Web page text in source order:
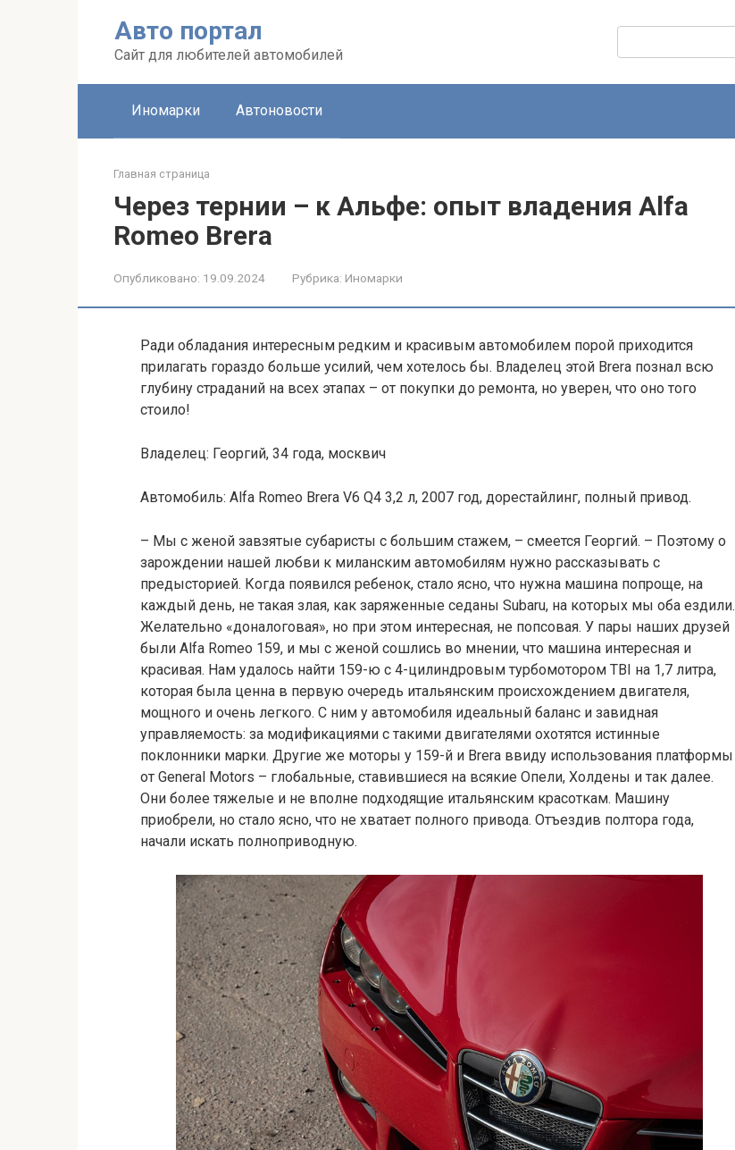
Авто портал
Сайт для любителей автомобилей
Иномарки Автоновости
Главная страница
Через тернии – к Альфе: опыт владения Alfa
Romeo Brera
Опубликовано: 19.09.2024 Рубрика: Иномарки
Ради обладания интересным редким и красивым автомобилем порой приходится
прилагать гораздо больше усилий, чем хотелось бы. Владелец этой Brera познал всю
глубину страданий на всех этапах – от покупки до ремонта, но уверен, что оно того
стоило!
Владелец: Георгий, 34 года, москвич
Автомобиль: Alfa Romeo Brera V6 Q4 3,2 л, 2007 год, дорестайлинг, полный привод.
– Мы с женой завзятые субаристы с большим стажем, – смеется Георгий. – Поэтому о
зарождении нашей любви к миланским автомобилям нужно рассказывать с
предысторией. Когда появился ребенок, стало ясно, что нужна машина попроще, на
каждый день, не такая злая, как заряженные седаны Subaru, на которых мы оба ездили.
Желательно «доналоговая», но при этом интересная, не попсовая. У пары наших друзей
были Alfa Romeo 159, и мы с женой сошлись во мнении, что машина интересная и
красивая. Нам удалось найти 159-ю с 4-цилиндровым турбомотором TBI на 1,7 литра,
которая была ценна в первую очередь итальянским происхождением двигателя,
мощного и очень легкого. С ним у автомобиля идеальный баланс и завидная
управляемость: за модификациями с такими двигателями охотятся истинные
поклонники марки. Другие же моторы у 159-й и Brera ввиду использования платформы
от General Motors – глобальные, ставившиеся на всякие Опели, Холдены и так далее.
Они более тяжелые и не вполне подходящие итальянским красоткам. Машину
приобрели, но стало ясно, что не хватает полного привода. Отъездив полтора года,
начали искать полноприводную.